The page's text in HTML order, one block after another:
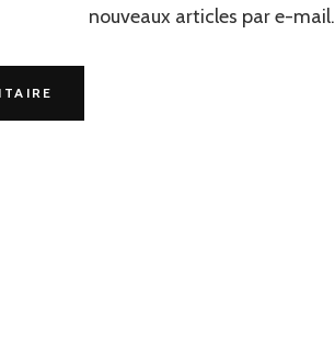
nouveaux articles par e-mail.